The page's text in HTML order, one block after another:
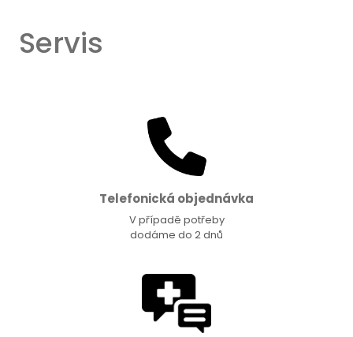
Servis
Telefonická objednávka
V případě potřeby
dodáme do 2 dnů